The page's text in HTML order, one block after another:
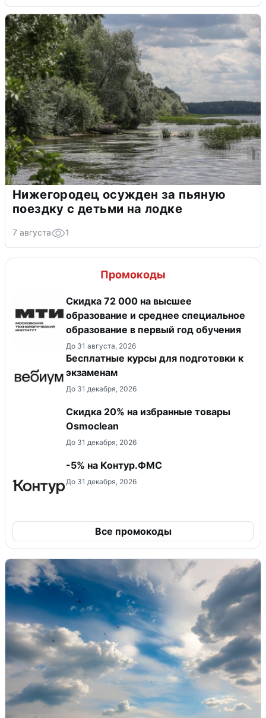
Нижегородец осужден за пьяную
поездку с детьми на лодке
7 августа 1
Промокоды
Скидка 72 000 на высшее
образование и среднее специальное
образование в первый год обучения
До 31 августа, 2026
Бесплатные курсы для подготовки к
экзаменам
До 31 декабря, 2026
Скидка 20% на избранные товары
Osmoclean
До 31 декабря, 2026
-5% на Контур.ФМС
До 31 декабря, 2026
Все промокоды